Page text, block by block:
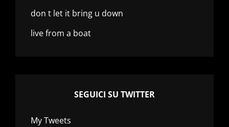
don t let it bring u down
live from a boat
SEGUICI SU TWITTER
My Tweets